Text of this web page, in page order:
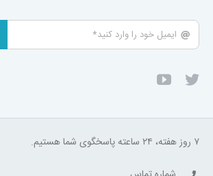
۷ روز هفته، ۲۴ ساعته پاسخگوی شما هستیم.